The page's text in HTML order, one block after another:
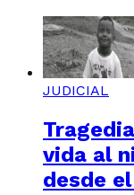
JUDICIAL
vida al
desde